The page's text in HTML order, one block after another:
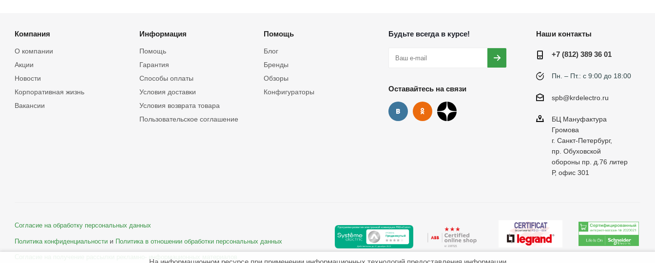
Компания
О компании
Акции
Новости
Корпоративная жизнь
Вакансии
Информация
Помощь
Гарантия
Способы оплаты
Условия доставки
Условия возврата товара
Пользовательское соглашение
Помощь
Блог
Бренды
Обзоры
Конфигураторы
Будьте всегда в курсе!
Оставайтесь на связи
Наши контакты
+7 (812) 389 36 01
Пн. – Пт.: с 9:00 до 18:00
spb@krdelectro.ru
БЦ Мануфактура
Громова
г. Санкт-Петербург,
пр. Обуховской
обороны пр. д.76 литер
Р, офис 301
Согласие на обработку персональных данных
Политика конфиденциальности и Политика в отношении обработки персональных данных